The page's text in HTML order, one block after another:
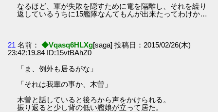
なるほど、軍が失敗を隠すために電を隔離し、それを繰り
返しているうちに15艦隊なんてもんが出来たってわけか…
21 名前： ◆Vqasq6HLXg[saga] 投稿日：2015/02/26(木)
23:42:19.84 ID:15vtBAhZ0
「ま、例外も居るがな」
「それは我輩の事か、木曽」
木曽と話していると後ろから声をかけられる。
振り返ると少し背の低い艦娘が立って居た。